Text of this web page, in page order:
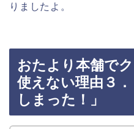
りましたよ。
おたより本舗で
使えない理由３
しまった！」